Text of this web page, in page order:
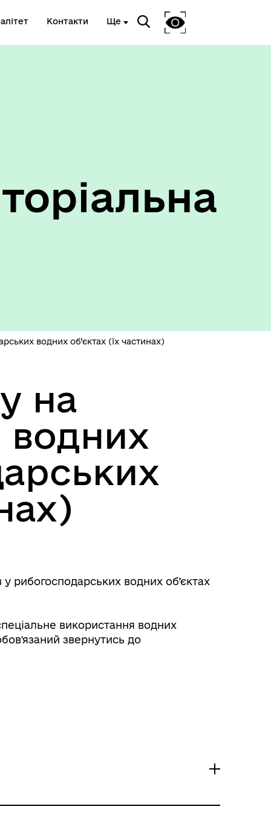
Контакти Ще
водних об’єктах (їх частинах)
на
водних
рибогосподарських водних об’єктах
використання водних
звернутись до